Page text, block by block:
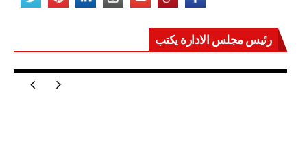
رئيس مجلس الادارة يكتب
مصر تعيد للعالم اتزانه